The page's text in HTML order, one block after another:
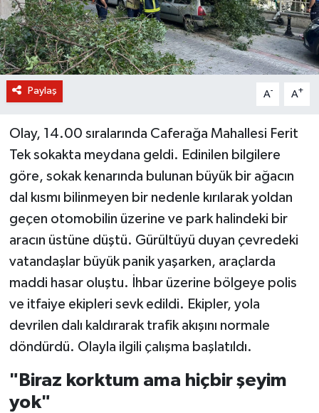
Paylaş A- A+
Olay, 14.00 sıralarında Caferağa Mahallesi Ferit
Tek sokakta meydana geldi. Edinilen bilgilere
göre, sokak kenarında bulunan büyük bir ağacın
dal kısmı bilinmeyen bir nedenle kırılarak yoldan
geçen otomobilin üzerine ve park halindeki bir
aracın üstüne düştü. Gürültüyü duyan çevredeki
vatandaşlar büyük panik yaşarken, araçlarda
maddi hasar oluştu. İhbar üzerine bölgeye polis
ve itfaiye ekipleri sevk edildi. Ekipler, yola
devrilen dalı kaldırarak trafik akışını normale
döndürdü. Olayla ilgili çalışma başlatıldı.
"Biraz korktum ama hiçbir şeyim
yok"